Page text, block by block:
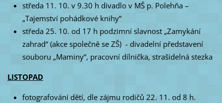
středa 11. 10. v 9.30 h divadlo v MŠ p. Polehňa –
„Tajemství pohádkové knihy“
středa 25. 10. od 17 h podzimní slavnost „Zamykání
zahrad“ (akce společně se ZŠ) - divadelní představení
souboru „Maminy“, pracovní dílnička, strašidelná stezka
LISTOPAD
fotografování dětí, dle zájmu rodičů 22. 11. od 8 h.